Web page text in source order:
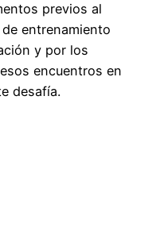
previos al
entrenamiento
y por los
encuentros en
desafía.